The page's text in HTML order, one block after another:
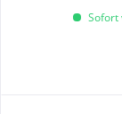
Sofort